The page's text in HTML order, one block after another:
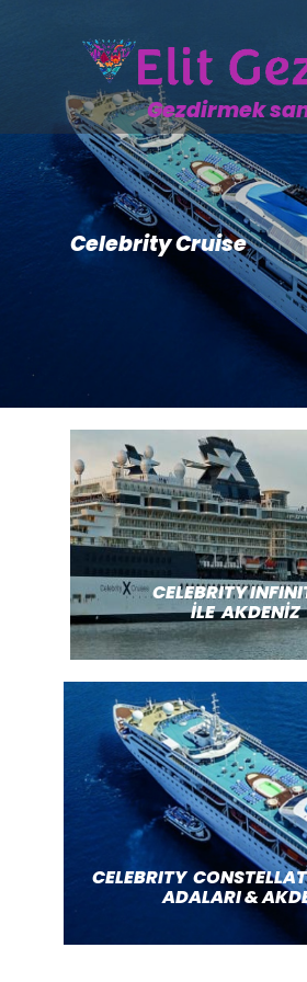
Gezdirmek
Celebrity Cruise
CELEBRITY
İLE AKDENİZ
CELEBRITY
ADALARI &